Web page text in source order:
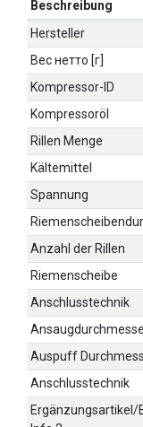
Beschreibung
Hersteller
Вес нетто [г]
Kompressor-ID
Kompressoröl
Rillen Menge
Kältemittel
Spannung
Anzahl der Rillen
Riemenscheibe
Anschlusstechnik
Auspuff
Anschlusstechnik
Ergänzungsartikel/